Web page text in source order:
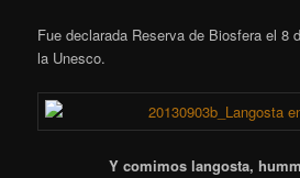
Fue declarada Reserva de Biosfera el 8
la Unesco.
Y comimos langosta,